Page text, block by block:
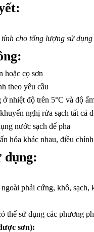
cho tổng lượng sử
hoặc cọ sơn
theo yêu cầu
nhiệt độ trên 5°C và độ
nghị rửa sạch tất cả
nước sạch để pha
hóa khác nhau, điều
dụng:
phải cứng, khô,
thể sử dụng các phương
sơn):